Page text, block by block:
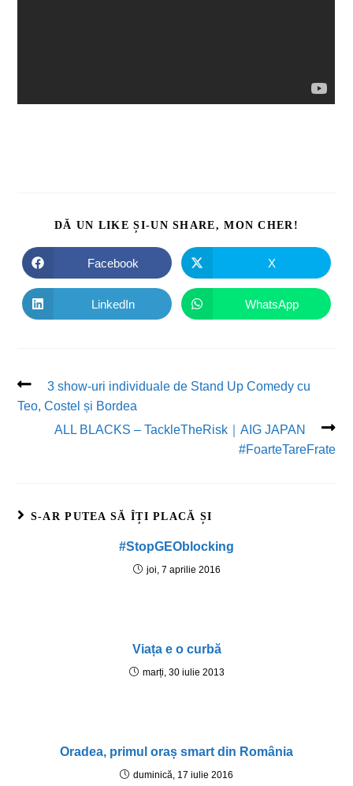
DĂ UN LIKE ȘI-UN SHARE, MON CHER!
Facebook X
LinkedIn WhatsApp
3 show-uri individuale de Stand Up Comedy cu
Teo, Costel și Bordea
ALL BLACKS – TackleTheRisk｜AIG JAPAN
#FoarteTareFrate
S-AR PUTEA SĂ ÎȚI PLACĂ ȘI
#StopGEOblocking
joi, 7 aprilie 2016
Viața e o curbă
marți, 30 iulie 2013
Oradea, primul oraș smart din România
duminică, 17 iulie 2016